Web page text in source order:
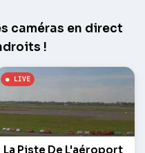
caméras en direct
!
La Piste De L'aéroport